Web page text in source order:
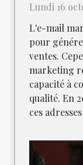
Lundi 16
L'e-mail
pour
ventes.
marketing
capacité à
qualité. En
ces